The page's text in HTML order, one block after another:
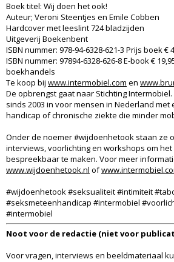
Boek titel: Wij doen het ook!
Auteur; Veroni Steentjes en Emile Cobben
Hardcover met leeslint 724 bladzijden
Uitgeverij Boekenbent
ISBN nummer: 978-94-6328-621-3 Prijs boek €
ISBN nummer: 97894-6328-626-8 E-book €
boekhandels
Te koop bij www.intermobiel.com en
De opbrengst gaat naar Stichting
sinds 2003 in voor mensen in Nederland met
handicap of chronische ziekte die minder
Onder de noemer #wijdoenhetook staan ze
interviews, voorlichting en workshops om
bespreekbaar te maken. Voor meer
www.wijdoenhetook.nl of
#wijdoenhetook #seksualiteit #intimiteit
#seksmeteenhandicap #intermobiel
#intermobiel
Noot voor de redactie (niet voor
Voor vragen, interviews en beeldmateriaal